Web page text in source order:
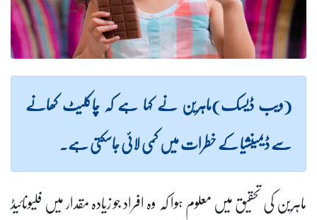
(ویب ڈیسک)ماہرین نے کہا ہے کہ چاکلیٹ کھانے
سے ڈیمینشیا کے خطرات میں کمی لائی جاسکتی ہے۔
ماہرین کی تحقیق میں معلوم ہوا کہ وہ افراد جو زیادہ مقدار میں فلیونائیڈ